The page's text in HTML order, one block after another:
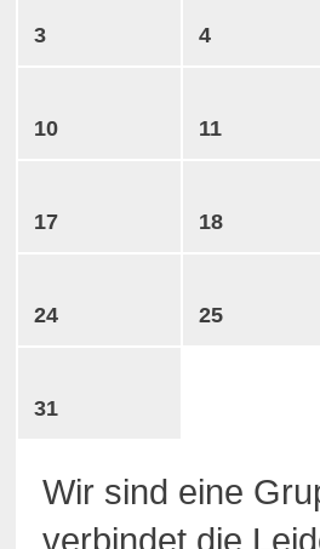
3 4
10 11
17 18
24 25
31
Wir sind eine
verbindet die